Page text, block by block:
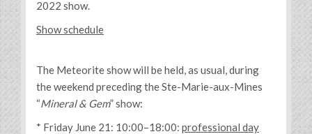
2022 show.
Show schedule
The Meteorite show will be held, as usual, during
the weekend preceding the Ste-Marie-aux-Mines
“Mineral & Gem” show:
* Friday June 21: 10:00–18:00: professional day